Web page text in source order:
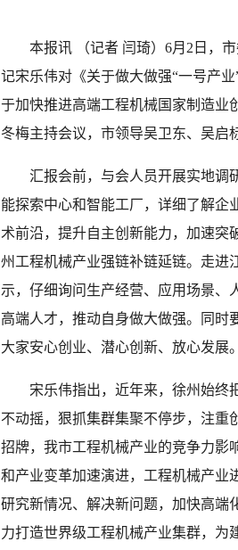
本报讯 （记者 闫琦）6月2日，
记宋乐伟对《关于做大做强“一号产
于加快推进高端工程机械国家制造业
冬梅主持会议，市领导吴卫东、吴启
汇报会前，与会人员开展实地调
能探索中心和智能工厂，详细了解企
术前沿，提升自主创新能力，加速突
州工程机械产业强链补链延链。走进
示，仔细询问生产经营、应用场景、
高端人才，推动自身做大做强。同时
大家安心创业、潜心创新、放心发展。
宋乐伟指出，近年来，徐州始终
不动摇，狠抓集群集聚不停步，注重
招牌，我市工程机械产业的竞争力影
和产业变革加速演进，工程机械产业
研究新情况、解决新问题，加快高端
力打造世界级工程机械产业集群，为